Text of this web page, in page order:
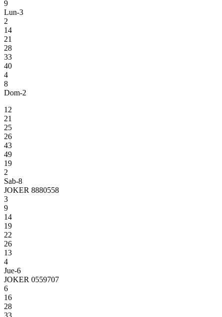
9
Lun-3
2
14
21
28
33
40
4
8
Dom-2
12
21
25
26
43
49
19
2
Sab-8
JOKER 8880558
3
9
14
19
22
26
13
4
Jue-6
JOKER 0559707
6
16
28
33